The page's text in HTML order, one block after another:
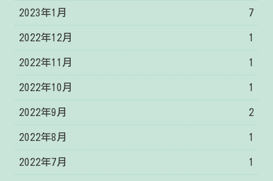
2023年1月 7
2022年12月 1
2022年11月 1
2022年10月 1
2022年9月 2
2022年8月 1
2022年7月 1